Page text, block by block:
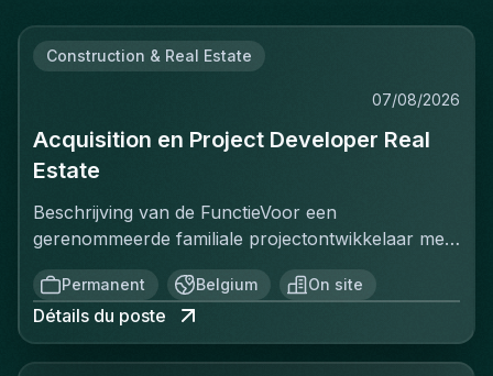
Construction & Real Estate
07/08/2026
Acquisition en Project Developer Real
Estate
Beschrijving van de FunctieVoor een
gerenommeerde familiale projectontwikkelaar met
een sterke positie op de Belgische vastgoedmarkt,
zoekt een ervaren Projectontwikkelaar die
onmiddellijk impact kan maken. In deze rol ben je
verantwoordelijk voor het identificeren, acquisitie
Permanent Belgium On site
Détails du poste